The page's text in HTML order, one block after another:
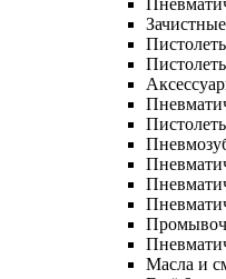
Масла и